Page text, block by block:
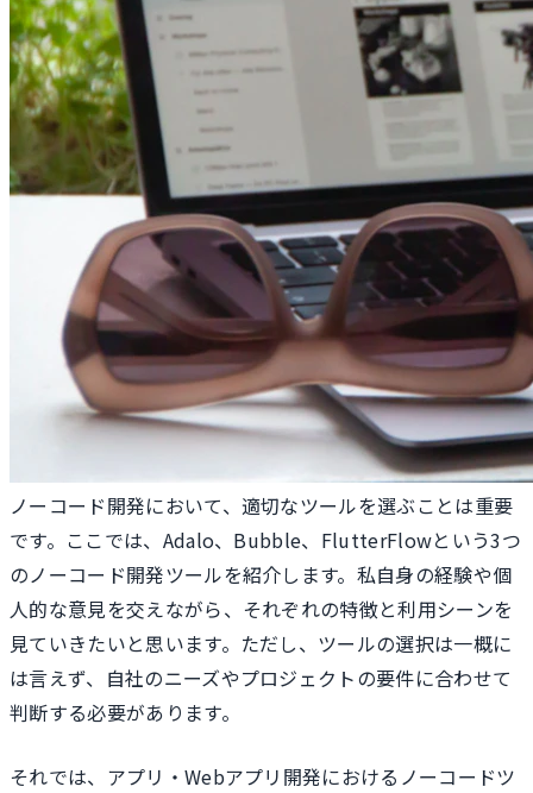
ノーコード開発において、適切なツールを選ぶことは重要
です。ここでは、Adalo、Bubble、FlutterFlowという3つ
のノーコード開発ツールを紹介します。私自身の経験や個
人的な意見を交えながら、それぞれの特徴と利用シーンを
見ていきたいと思います。ただし、ツールの選択は一概に
は言えず、自社のニーズやプロジェクトの要件に合わせて
判断する必要があります。
それでは、アプリ・Webアプリ開発におけるノーコードツ